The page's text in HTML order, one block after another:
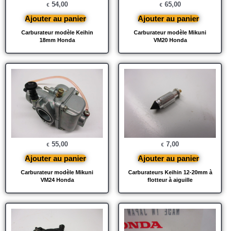
Carburateur modèle Keihin
18mm Honda
€ 54,00
Ajouter au panier
Carburateur modèle Mikuni
VM20 Honda
€ 65,00
Ajouter au panier
Carburateur modèle Mikuni
VM24 Honda
€ 55,00
Ajouter au panier
Carburateurs Keihin 12-20mm à
flotteur à aiguille
€ 7,00
Ajouter au panier